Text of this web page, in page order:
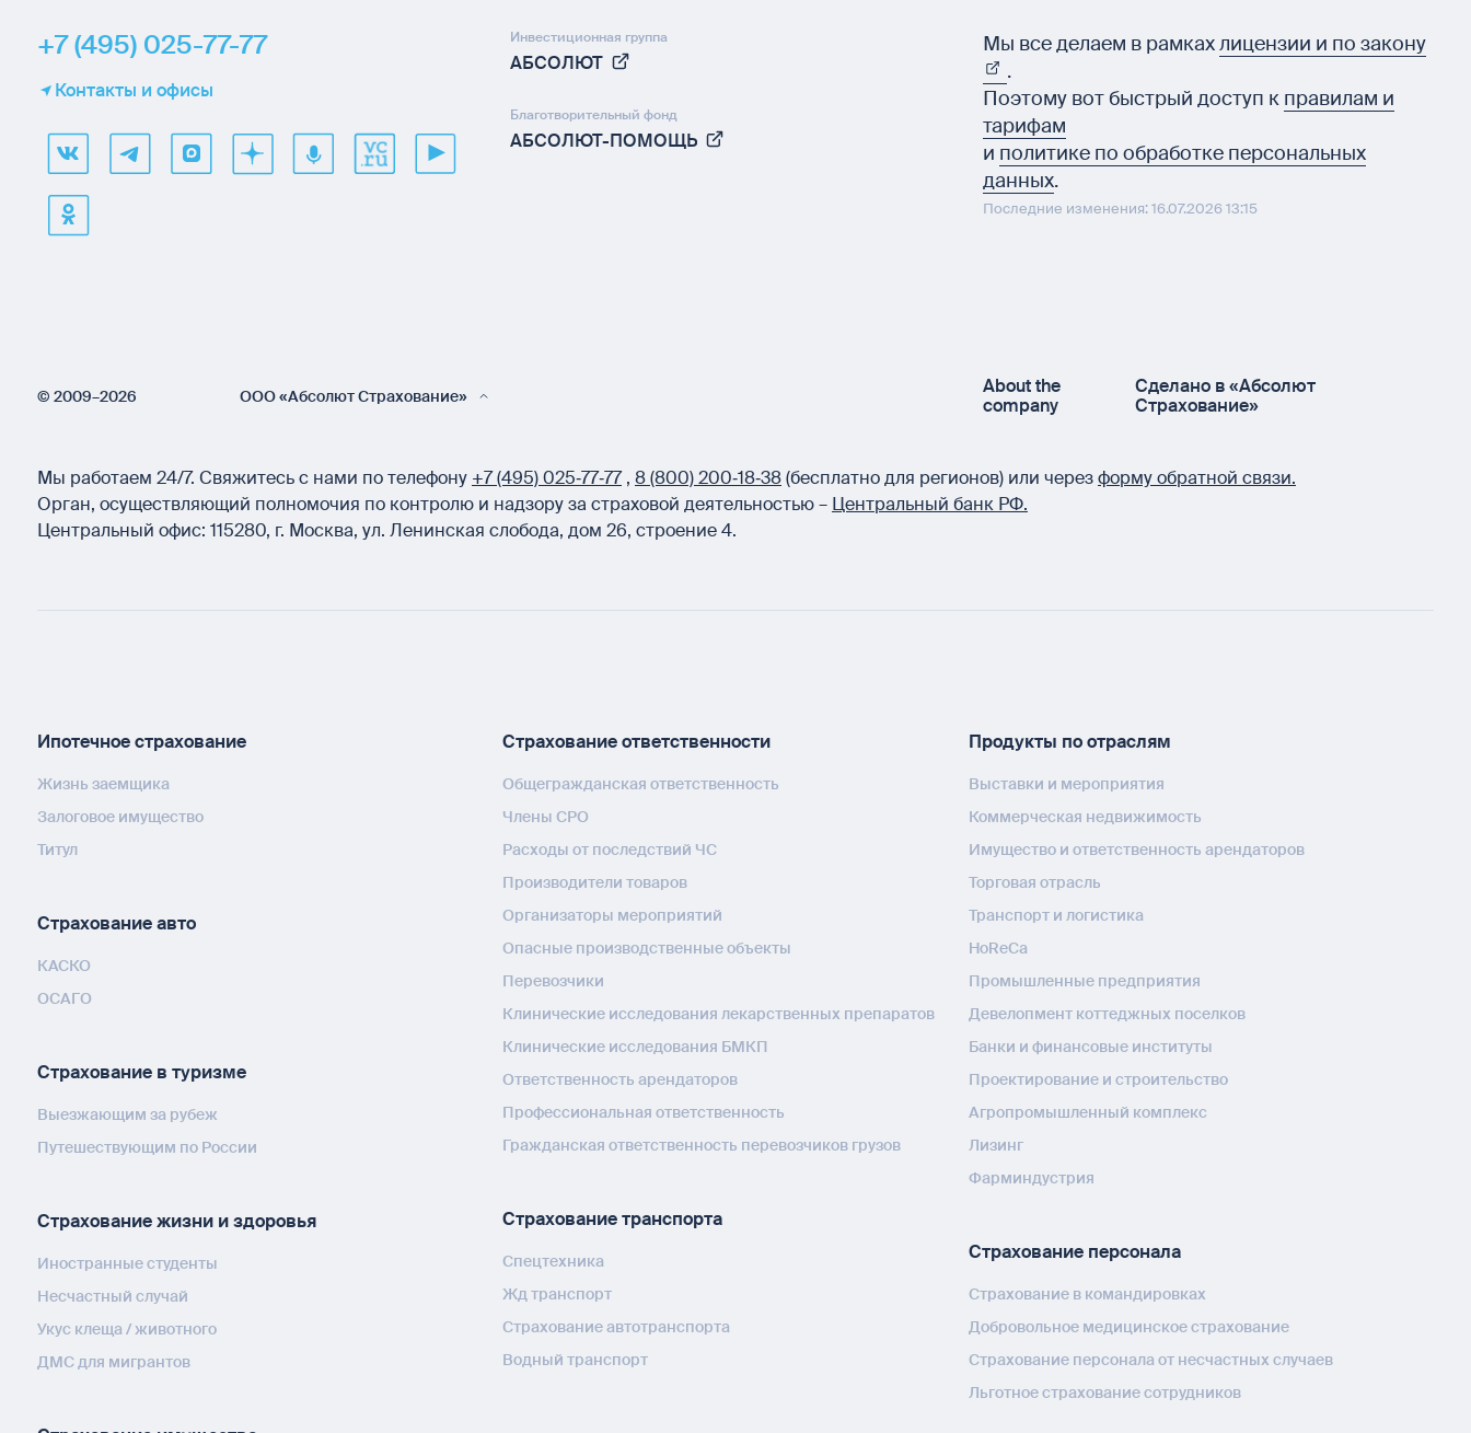
+7 (495) 025-77-77
Контакты и офисы
Инвестиционная группа
АБСОЛЮТ
Благотворительный фонд
АБСОЛЮТ-ПОМОЩЬ
Мы все делаем в рамкахлицензии и по закону
.
Поэтому вот быстрый доступ к правилам и
тарифам
и политике по обработке персональных
данных.
Последние изменения: 16.07.2026 13:15
© 2009–2026 ООО «Абсолют Страхование»
About the
company
Сделано в «Абсолют
Страхование»
Мы работаем 24/7. Свяжитесь с нами по телефону +7 (495) 025‑77‑77 , 8 (800) 200‑18‑38(бесплатно для регионов) или черезформу обратной связи.
Орган, осуществляющий полномочия по контролю и надзору за страховой деятельностью – Центральный банк РФ.
Центральный офис: 115280, г. Москва, ул. Ленинская слобода, дом 26, строение 4.
Ипотечное страхование
Жизнь заемщика
Залоговое имущество
Титул
Страхование авто
КАСКО
ОСАГО
Страхование в туризме
Выезжающим за рубеж
Путешествующим по России
Страхование жизни и здоровья
Иностранные студенты
Несчастный случай
Укус клеща / животного
ДМС для мигрантов
Страхование ответственности
Общегражданская ответственность
Члены СРО
Расходы от последствий ЧС
Производители товаров
Организаторы мероприятий
Опасные производственные объекты
Перевозчики
Клинические исследования лекарственных препаратов
Клинические исследования БМКП
Ответственность арендаторов
Профессиональная ответственность
Гражданская ответственность перевозчиков грузов
Страхование транспорта
Спецтехника
Жд транспорт
Страхование автотранспорта
Водный транспорт
Продукты по отраслям
Выставки и мероприятия
Коммерческая недвижимость
Имущество и ответственность арендаторов
Торговая отрасль
Транспорт и логистика
HoReCa
Промышленные предприятия
Девелопмент коттеджных поселков
Банки и финансовые институты
Проектирование и строительство
Агропромышленный комплекс
Лизинг
Фарминдустрия
Страхование персонала
Страхование в командировках
Добровольное медицинское страхование
Страхование персонала от несчастных случаев
Льготное страхование сотрудников